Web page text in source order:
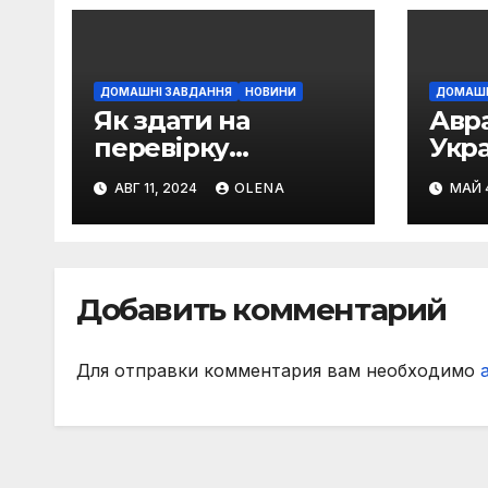
ДОМАШНІ ЗАВДАННЯ НОВИНИ
Як здати на
перевірку
викладачу
виконане вами
домашнє завдання
АВГ 11, 2024 OLENA
:
МАЙ
Добавить комментарий
Для отправки комментария вам необходимо